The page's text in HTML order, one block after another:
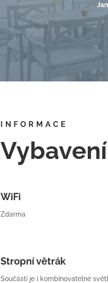
INFORMACE
Vybavení
WiFi
Zdarma
Stropní větrák
Součástí je i kombinovatelné